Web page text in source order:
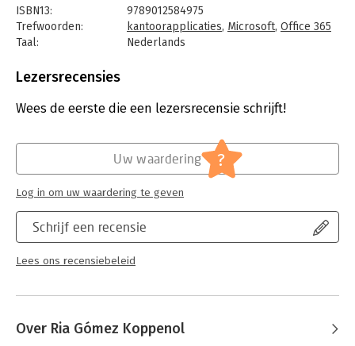
Met deze 'Basiscursus' leert u werken vanuit de teamsite, de
verzamelplaats van al uw online documenten. Daarbij krijgt
de Office-applicaties een onbekende is. U leert werken met de
uw agenda en mail zowel via uw computer of tablet als uw
onderdelen van het communiceren met Lync aan bod.
Het boek legt de nadruk op het praktisch werken met de
verschillende onderdelen van Office 365. Zo kunt u het direct
integreren in een bestaande werkomgeving. De auteur heeft de
uitleg zoveel mogelijk voorzien van schermafbeeldingen om
daarmee ook visuele helderheid te verschaffen.
ISBN13:
9789012584975
Trefwoorden:
kantoorapplicaties, Microsoft, Office 365
Taal:
Nederlands
Aantal pagina's:
Druk:
1
IT-management / ICT
Serie:
Basiscursus (Academic Service)
Lezersrecensies
Wees de eerste die een lezersrecensie schrijft!
Schrijf een recensie
Lees ons recensiebeleid
Uw waardering ?
Log in om uw waardering te geven
Over Ria Gómez Koppenol